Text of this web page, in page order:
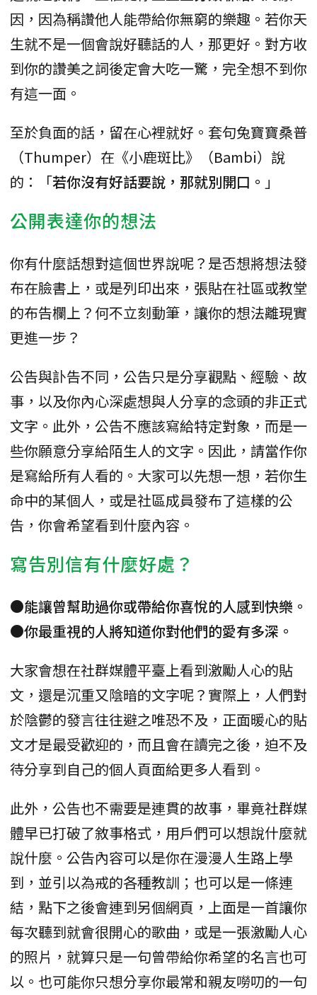
因，因為稱讚他人能帶給你無窮的樂趣。若你天
生就不是一個會說好聽話的人，那更好。對方收
到你的讚美之詞後定會大吃一驚，完全想不到你
有這一面。
至於負面的話，留在心裡就好。套句兔寶寶桑普
（Thumper）在《小鹿斑比》（Bambi）說
的：「若你沒有好話要說，那就別開口。 」
公開表達你的想法
你有什麼話想對這個世界說呢？是否想將想法發
布在臉書上，或是列印出來，張貼在社區或教堂
的布告欄上？何不立刻動筆，讓你的想法離現實
更進一步？
公告與訃告不同，公告只是分享觀點、經驗、故
事，以及你內心深處想與人分享的念頭的非正式
文字。此外，公告不應該寫給特定對象，而是一
些你願意分享給陌生人的文字。因此，請當作你
是寫給所有人看的。大家可以先想一想，若你生
命中的某個人，或是社區成員發布了這樣的公
告，你會希望看到什麼內容。
寫告別信有什麼好處？
●能讓曾幫助過你或帶給你喜悅的人感到快樂。
●你最重視的人將知道你對他們的愛有多深。
大家會想在社群媒體平臺上看到激勵人心的貼
文，還是沉重又陰暗的文字呢？實際上，人們對
於陰鬱的發言往往避之唯恐不及，正面暖心的貼
文才是最受歡迎的，而且會在讀完之後，迫不及
待分享到自己的個人頁面給更多人看到。
此外，公告也不需要是連貫的故事，畢竟社群媒
體早已打破了敘事格式，用戶們可以想說什麼就
說什麼。公告內容可以是你在漫漫人生路上學
到，並引以為戒的各種教訓；也可以是一條連
結，點下之後會連到另個網頁，上面是一首讓你
每次聽到就會很開心的歌曲，或是一張激勵人心
的照片，就算只是一句曾帶給你希望的名言也可
以。也可能你只想分享你最常和親友嘮叨的一句